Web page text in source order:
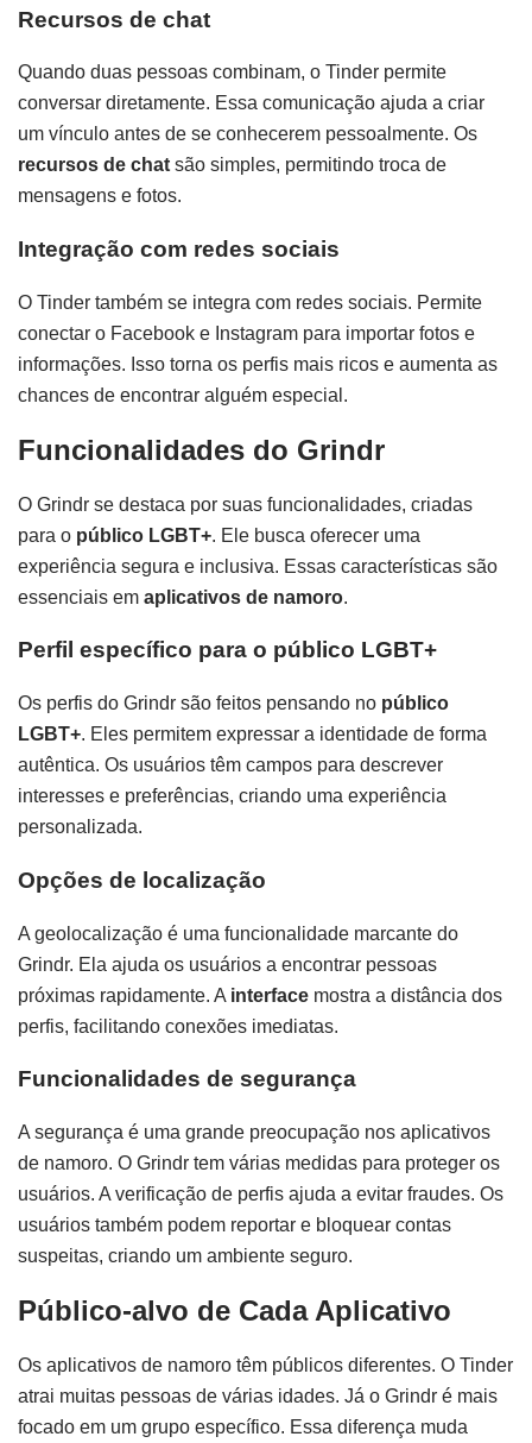
Recursos de chat
Quando duas pessoas combinam, o Tinder permite
conversar diretamente. Essa comunicação ajuda a criar
um vínculo antes de se conhecerem pessoalmente. Os
recursos de chat são simples, permitindo troca de
mensagens e fotos.
Integração com redes sociais
O Tinder também se integra com redes sociais. Permite
conectar o Facebook e Instagram para importar fotos e
informações. Isso torna os perfis mais ricos e aumenta as
chances de encontrar alguém especial.
Funcionalidades do Grindr
O Grindr se destaca por suas funcionalidades, criadas
para o público LGBT+. Ele busca oferecer uma
experiência segura e inclusiva. Essas características são
essenciais em aplicativos de namoro.
Perfil específico para o público LGBT+
Os perfis do Grindr são feitos pensando no público
LGBT+. Eles permitem expressar a identidade de forma
autêntica. Os usuários têm campos para descrever
interesses e preferências, criando uma experiência
personalizada.
Opções de localização
A geolocalização é uma funcionalidade marcante do
Grindr. Ela ajuda os usuários a encontrar pessoas
próximas rapidamente. A interface mostra a distância dos
perfis, facilitando conexões imediatas.
Funcionalidades de segurança
A segurança é uma grande preocupação nos aplicativos
de namoro. O Grindr tem várias medidas para proteger os
usuários. A verificação de perfis ajuda a evitar fraudes. Os
usuários também podem reportar e bloquear contas
suspeitas, criando um ambiente seguro.
Público-alvo de Cada Aplicativo
Os aplicativos de namoro têm públicos diferentes. O Tinder
atrai muitas pessoas de várias idades. Já o Grindr é mais
focado em um grupo específico. Essa diferença muda